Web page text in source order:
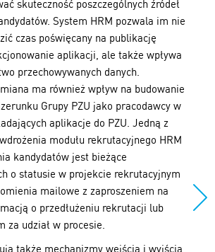
skuteczność poszczególnych źródeł
System HRM pozwala im nie
czas poświęcany na publikację
aplikacji, ale także wpływa
przechowywanych danych.
ma również wpływ na budowanie
Grupy PZU jako pracodawcy w
aplikacje do PZU. Jedną z
modułu rekrutacyjnego HRM
kandydatów jest bieżące
o statusie w projekcie rekrutacyjnym
mailowe z zaproszeniem na
o przedłużeniu rekrutacji lub
za udział w procesie.
także mechanizmy wejścia i wyjścia